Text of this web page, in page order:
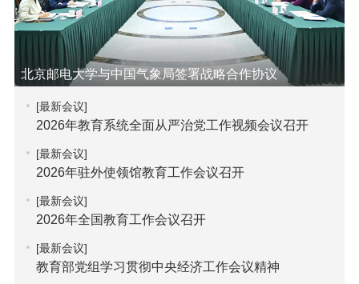
北京邮电大学与中国气象局签署战略合作协议
[最新会议]
2026年教育系统全面从严治党工作视频会议召开
[最新会议]
2026年驻外使领馆教育工作会议召开
[最新会议]
2026年全国教育工作会议召开
[最新会议]
教育部党组学习贯彻中央经济工作会议精神